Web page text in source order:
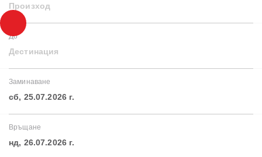
Произход
До
Дестинация
Заминаване
сб, 25.07.2026 г.
Връщане
нд, 26.07.2026 г.